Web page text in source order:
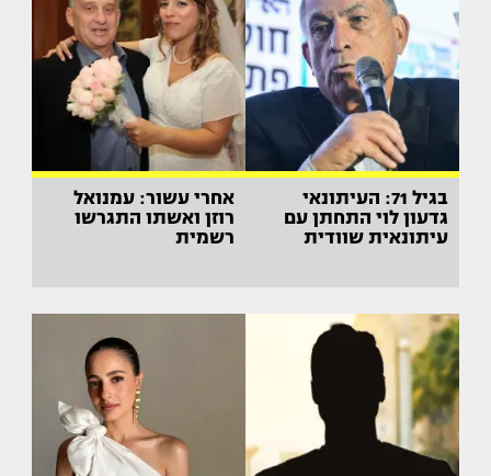
בגיל 71: העיתונאי
גדעון לוי התחתן עם
עיתונאית שוודית
אחרי עשור: עמנואל
רוזן ואשתו התגרשו
רשמית